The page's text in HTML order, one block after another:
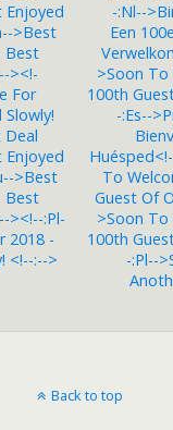
Enjoyed
>Best
Best
><!-
For
Enjoyed
>Best
Best
><!--:pl-
2018 -
<!--:-->
-:nl--
Een
>Soon
100th
-:es--
To
Guest Of
>Soon
100th
-:pl--
Back to top